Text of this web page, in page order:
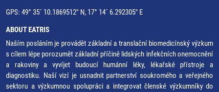
GPS: 49° 35´ 10.1869512" N, 17° 14´ 6.292305" E
ABOUT EATRIS
Naším posláním je provádět základní a translační biomedicínský výzkum
s cílem lépe porozumět základní příčině lidských infekčních onemocnění
a rakoviny a vyvíjet budoucí humánní léky, lékařské přístroje a
diagnostiku. Naší vizí je usnadnit partnerství soukromého a veřejného
sektoru a výzkumnou spolupráci a integrovat členské výzkumníky do